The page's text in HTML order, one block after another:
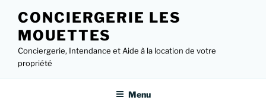
contenu
principal
CONCIERGERIE LES
MOUETTES
Conciergerie, Intendance et Aide à la location de votre
propriété
Menu